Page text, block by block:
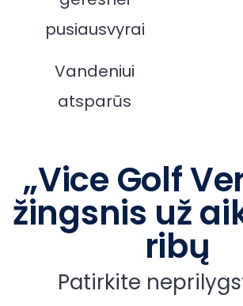
pusiausvyrai
Vandeniui
atsparūs
„Vice Golf
žingsnis už
ribų
Patirkite